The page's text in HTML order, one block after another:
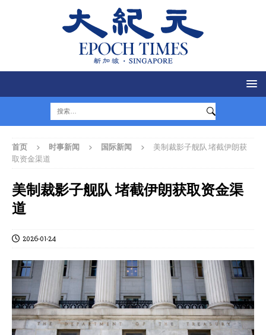
首页 时事新闻 国际新闻
美制裁影子舰队 堵截伊朗获
取资金渠道
美制裁影子舰队 堵截伊朗获取资金渠
道
2026-01-24